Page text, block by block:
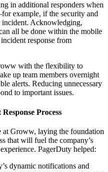
in additional responders when
example, if the security and
incident. Acknowledging,
all be done within the mobile
response from
with the flexibility to
up team members overnight
alerts. Reducing unnecessary
to important issues.
Process
Groww, laying the foundation
that will fuel the company’s
PagerDuty helped:
dynamic notifications and